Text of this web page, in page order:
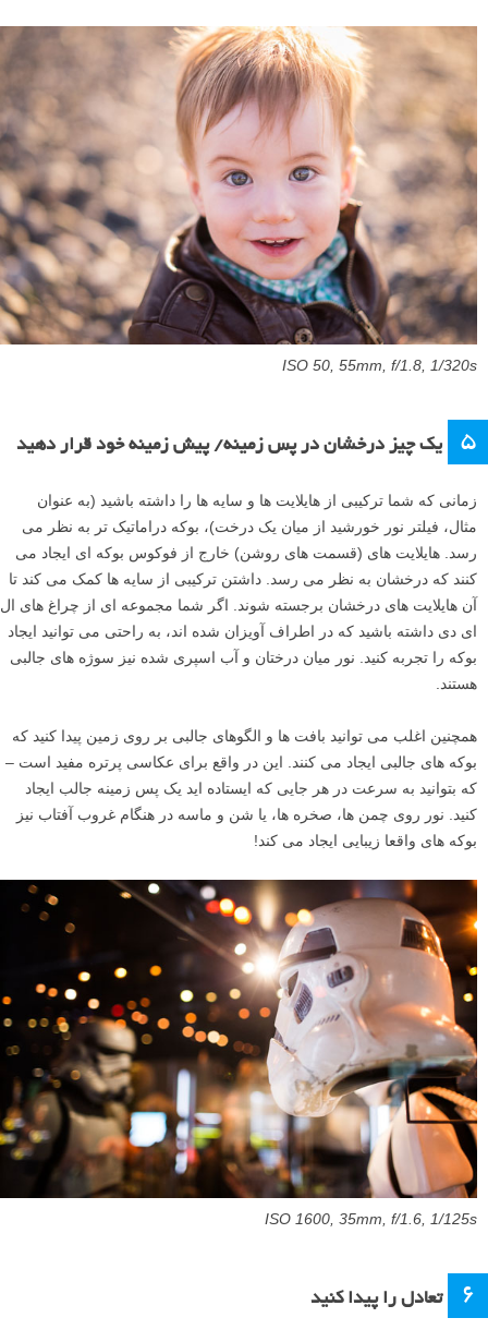
ISO 50, 55mm, f/1.8, 1/320s
5 یک چیز درخشان در پس زمینه/ پیش زمینه خود قرار دهید
زمانی که شما ترکیبی از هایلایت ها و سایه ها را داشته باشید (به عنوان
مثال، فیلتر نور خورشید از میان یک درخت)، بوکه دراماتیک تر به نظر می
رسد. هایلایت های (قسمت های روشن) خارج از فوکوس بوکه ای ایجاد می
کنند که درخشان به نظر می رسد. داشتن ترکیبی از سایه ها کمک می کند تا
آن هایلایت های درخشان برجسته شوند. اگر شما مجموعه ای از چراغ های ال
ای دی داشته باشید که در اطراف آویزان شده اند، به راحتی می توانید ایجاد
بوکه را تجربه کنید. نور میان درختان و آب اسپری شده نیز سوژه های جالبی
هستند.
همچنین اغلب می توانید بافت ها و الگوهای جالبی بر روی زمین پیدا کنید که
بوکه های جالبی ایجاد می کنند. این در واقع برای عکاسی پرتره مفید است –
که بتوانید به سرعت در هر جایی که ایستاده اید یک پس زمینه جالب ایجاد
کنید. نور روی چمن ها، صخره ها، یا شن و ماسه در هنگام غروب آفتاب نیز
بوکه های واقعا زیبایی ایجاد می کند!
ISO 1600, 35mm, f/1.6, 1/125s
6 تعادل را پیدا کنید